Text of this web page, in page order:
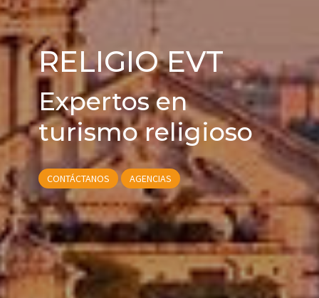
RELIGIO EVT
Expertos en
turismo religioso
CONTÁCTANOS AGENCIAS